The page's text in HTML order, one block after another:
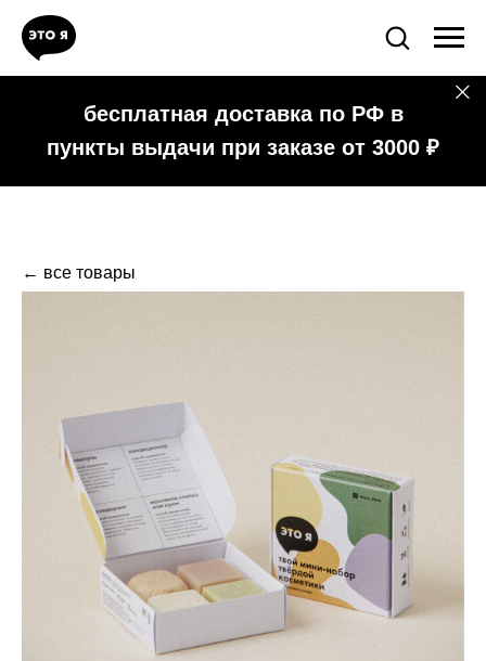
бесплатная доставка по РФ в
пункты выдачи при заказе от 3000 ₽
← все товары